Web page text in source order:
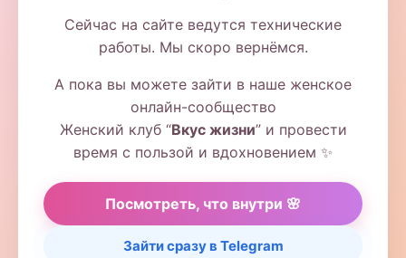
Сейчас на сайте ведутся технические
работы. Мы скоро вернёмся.
А пока вы можете зайти в наше женское
онлайн-сообщество
Женский клуб “Вкус жизни” и провести
время с пользой и вдохновением ✨
Посмотреть, что внутри 🌸
Зайти сразу в Telegram